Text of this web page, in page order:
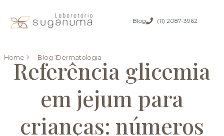
Blog (11) 2087-3962
Home Blog Dermatologia
Referência glicemia
em jejum para
crianças: números